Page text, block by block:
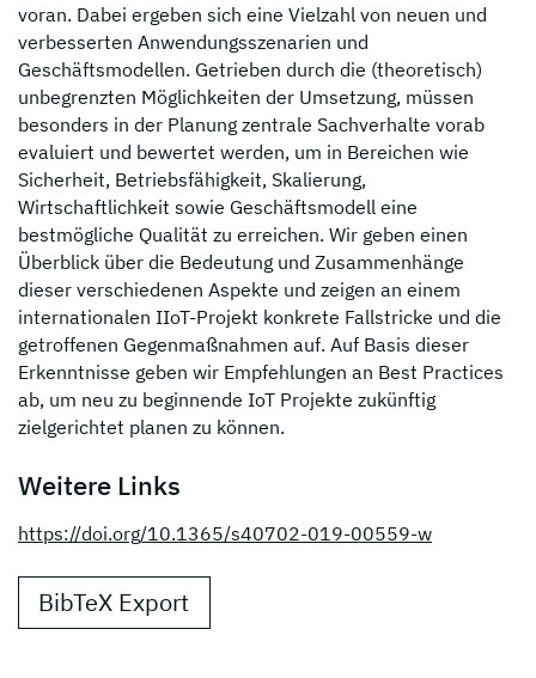
voran. Dabei ergeben sich eine Vielzahl von neuen und
verbesserten Anwendungsszenarien und
Geschäftsmodellen. Getrieben durch die (theoretisch)
unbegrenzten Möglichkeiten der Umsetzung, müssen
besonders in der Planung zentrale Sachverhalte vorab
evaluiert und bewertet werden, um in Bereichen wie
Sicherheit, Betriebsfähigkeit, Skalierung,
Wirtschaftlichkeit sowie Geschäftsmodell eine
bestmögliche Qualität zu erreichen. Wir geben einen
Überblick über die Bedeutung und Zusammenhänge
dieser verschiedenen Aspekte und zeigen an einem
internationalen IIoT-Projekt konkrete Fallstricke und die
getroffenen Gegenmaßnahmen auf. Auf Basis dieser
Erkenntnisse geben wir Empfehlungen an Best Practices
ab, um neu zu beginnende IoT Projekte zukünftig
zielgerichtet planen zu können.
Weitere Links
https://doi.org/10.1365/s40702-019-00559-w
BibTeX Export